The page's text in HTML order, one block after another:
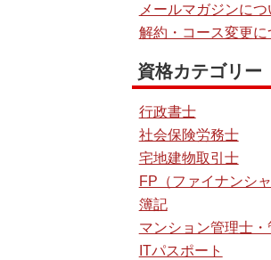
メールマガジンにつ
解約・コース変更に
資格カテゴリー
行政書士
社会保険労務士
宅地建物取引士
FP（ファイナンシ
簿記
マンション管理士
ITパスポート